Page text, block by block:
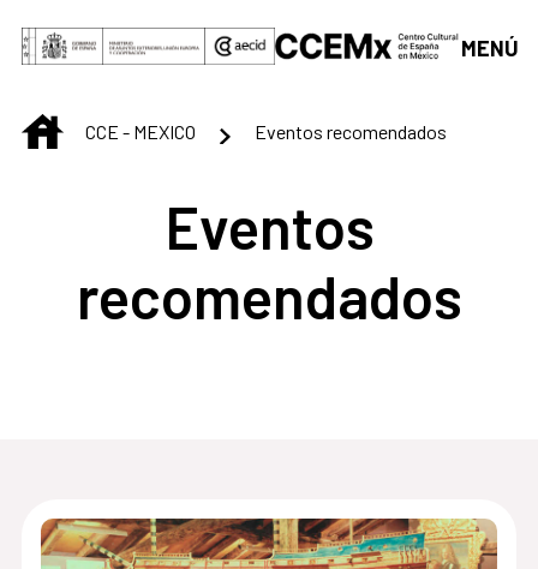
Saltar al contenido principal
MENÚ
INICIOCCE - MEXICO Eventos recomendados
Eventos
recomendados